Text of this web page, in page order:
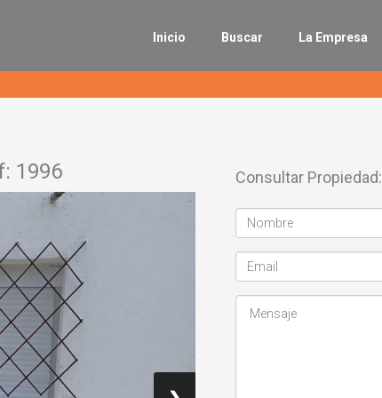
Inicio Buscar La Empresa
Consultar Propiedad:
1996